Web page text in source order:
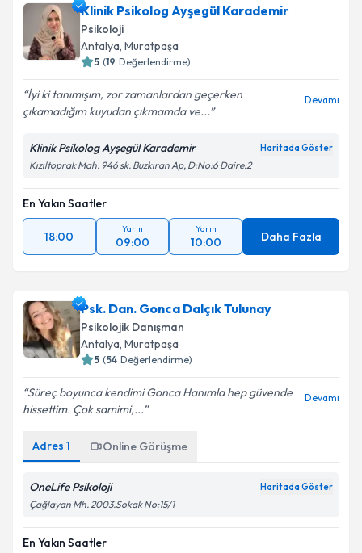
Klinik Psikolog Ayşegül Karademir
Psikoloji
Antalya, Muratpaşa
5 (19 Değerlendirme)
İyi ki tanımışım, zor zamanlardan geçerken
çıkamadığım kuyudan çıkmamda ve...
Devamı
Klinik Psikolog Ayşegül Karademir Haritada Göster
Kızıltoprak Mah. 946 sk. Buzkıran Ap, D:No:6 Daire:2
En Yakın Saatler
18:00
Yarın
09:00
Yarın
10:00 Daha Fazla
Psk. Dan. Gonca Dalçık Tulunay
Psikolojik Danışman
Antalya, Muratpaşa
5 (54 Değerlendirme)
Süreç boyunca kendimi Gonca Hanımla hep güvende
hissettim. Çok samimi,...
Devamı
Adres 1 Online Görüşme
OneLife Psikoloji Haritada Göster
Çağlayan Mh. 2003.Sokak No:15/1
En Yakın Saatler